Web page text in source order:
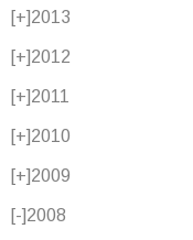
[+]2013
[+]2012
[+]2011
[+]2010
[+]2009
[-]2008